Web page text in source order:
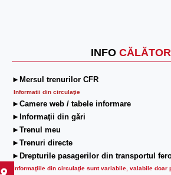
INFO
►Mersul trenurilor CFR
Informatii din circulaţie
►Camere web / tabele informare
►Informaţii din gări
►Trenul meu
►Trenuri directe
►Drepturile pasagerilor din transportul
Informaţiile din circulaţie sunt variabile, valabile doar